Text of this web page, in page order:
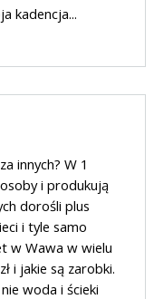
kadencja...
innych? W 1
i produkują
dorośli plus
i tyle samo
w Wawa w wielu
i jakie są zarobki.
woda i ścieki